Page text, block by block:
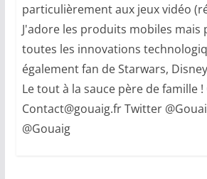
particulièrement aux jeux vidéo
J'adore les produits mobiles mais
toutes les innovations
également fan de Starwars,
Le tout à la sauce père de famille !
Contact@gouaig.fr Twitter
@Gouaig